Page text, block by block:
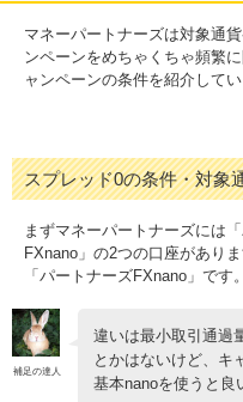
マネーパートナーズは対象通
ンペーンをめちゃくちゃ頻繁
ャンペーンの条件を紹介してい
スプレッド0の条件・対象
まずマネーパートナーズには
FXnano」の2つの口座があり
「パートナーズFXnano」です。
違いは最小取引通過
とかはないけど、キ
基本nanoを使うと良
補足の達人